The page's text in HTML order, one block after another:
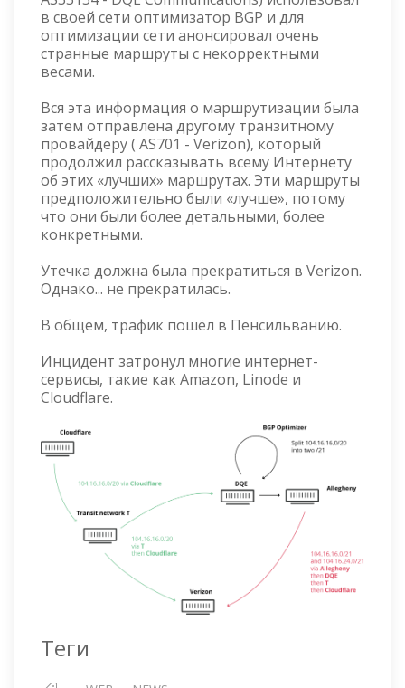
в своей сети оптимизатор BGP и для
оптимизации сети анонсировал очень
странные маршруты с некорректными
весами.
Вся эта информация о маршрутизации была
затем отправлена ​​другому транзитному
провайдеру ( AS701 - Verizon), который
продолжил рассказывать всему Интернету
об этих «лучших» маршрутах. Эти маршруты
предположительно были «лучше», потому
что они были более детальными, более
конкретными.
Утечка должна была прекратиться в Verizon.
Однако... не прекратилась.
В общем, трафик пошёл в Пенсильванию.
Инцидент затронул многие интернет-
сервисы, такие как Amazon, Linode и
Cloudflare.
Теги